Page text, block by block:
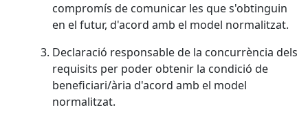
compromís de comunicar les que s'obtinguin
en el futur, d'acord amb el model normalitzat.
Declaració responsable de la concurrència dels
requisits per poder obtenir la condició de
beneficiari/ària d'acord amb el model
normalitzat.